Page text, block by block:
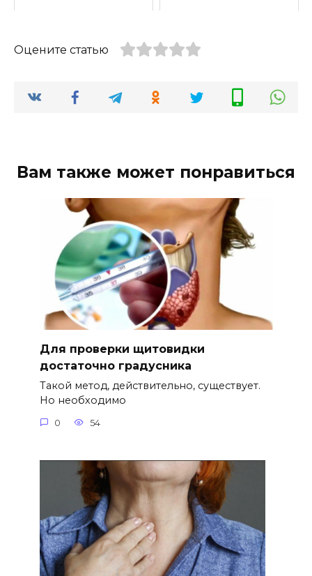
Оцените статью
Вам также может понравиться
Для проверки щитовидки
достаточно градусника
Такой метод, действительно, существует.
Но необходимо
0 54